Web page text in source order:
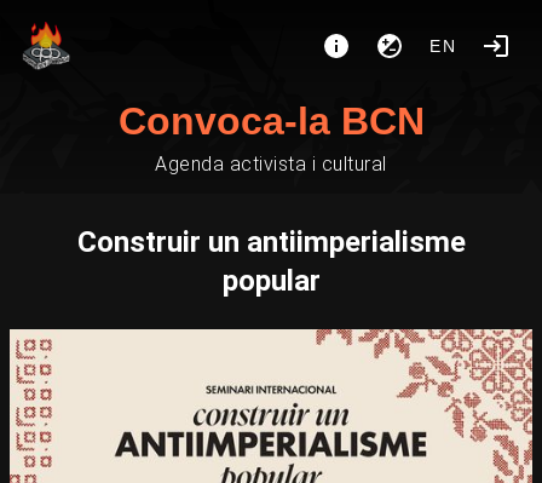
EN
Convoca-la BCN
Agenda activista i cultural
Construir un antiimperialisme
popular